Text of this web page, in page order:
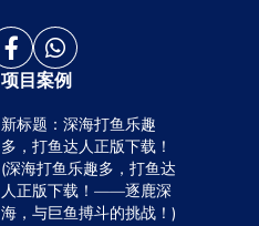
项目案例
新标题：深海打鱼乐趣
多，打鱼达人正版下载！
(深海打鱼乐趣多，打鱼达
人正版下载！——逐鹿深
海，与巨鱼搏斗的挑战！)